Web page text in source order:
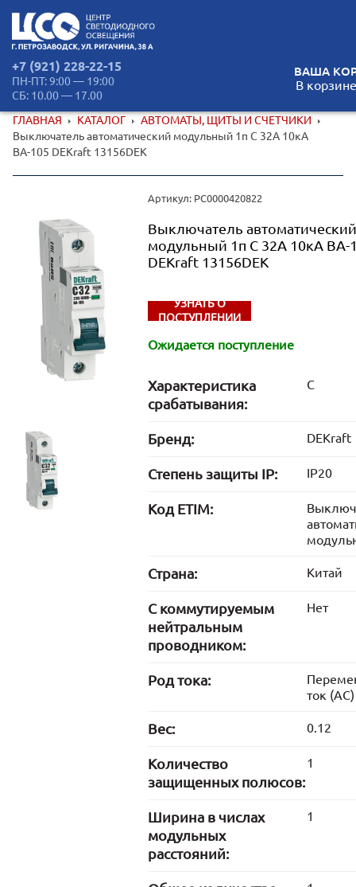
+7 (921) 228-22-15
ПН-ПТ: 9:00 — 19:00
СБ: 10.00 — 17.00
ВАША
В
ГЛАВНАЯ КАТАЛОГ
АВТОМАТЫ, ЩИТЫ И СЧЕТЧИКИ
Выключатель автоматический модульный 1п C 32А 10кА
ВА-105 DEKraft 13156DEK
Артикул: РС0000420822
Выключатель автоматический
модульный 1п C 32А 10кА ВА-
DEKraft 13156DEK
УЗНАТЬ О
ПОСТУПЛЕНИИ
Ожидается поступление
Характеристика
срабатывания:
C
Бренд: DEKraft
Степень защиты IP: IP20
Код ETIM:
Страна: Китай
С коммутируемым
нейтральным
проводником:
Нет
Род тока:
ток (AC)
Вес: 0.12
Количество
защищенных полюсов:
1
Ширина в числах
модульных
расстояний:
1